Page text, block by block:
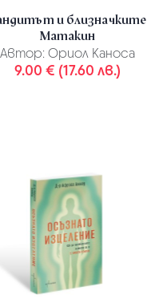
и близначките
Матакин
Автор: Ориол Каноса
9.00 € (17.60 лв.)